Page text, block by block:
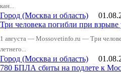
кан...
Город (Москва и область)
Три человека погибли при
1 августа — Mossovetinfo.ru — Три
летнего...
Город (Москва и область)
780 БПЛА сбиты на подлете к